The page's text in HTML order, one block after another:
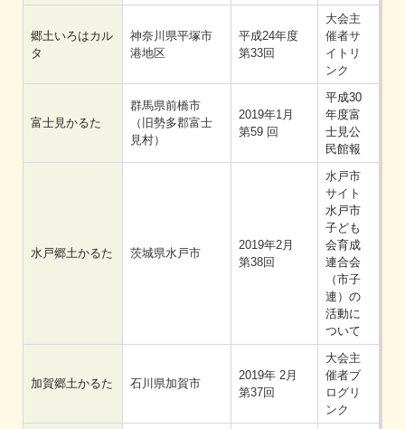
郷土いろはカル
タ
神奈川県平塚市
港地区
平成24年度
第33回
大会主
催者サ
イトリ
ンク
富士見かるた
群馬県前橋市
（旧勢多郡富士
見村）
2019年1月
第59 回
平成30
年度富
士見公
民館報
水戸郷土かるた 茨城県水戸市
2019年2月
第38回
水戸市
サイト
水戸市
子ども
会育成
連合会
（市子
連）の
活動に
ついて
加賀郷土かるた 石川県加賀市
2019年 2月
第37回
大会主
催者ブ
ログリ
ンク